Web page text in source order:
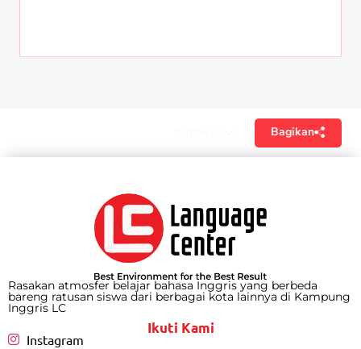
Bagikan
Rasakan atmosfer belajar bahasa Inggris yang berbeda
bareng ratusan siswa dari berbagai kota lainnya di Kampung
Inggris LC
Ikuti Kami
Instagram